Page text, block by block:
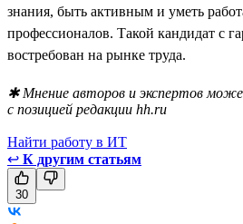
знания, быть активным и уметь
профессионалов. Такой кандидат с
востребован на рынке труда.
✱ Мнение авторов и экспертов
с позицией редакции hh.ru
Найти работу в ИТ
↩ К другим статьям
30